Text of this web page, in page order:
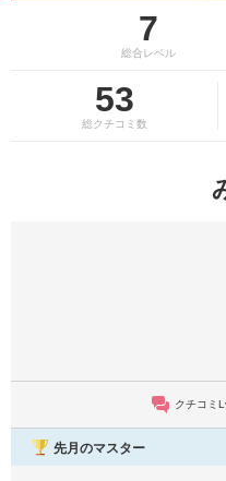
7
総合レベル
53
総クチコミ数
クチコミ
先月のマスター